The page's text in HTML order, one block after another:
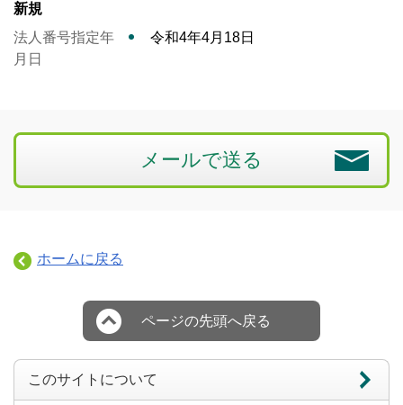
新規
法人番号指定年
月日
令和4年4月18日
メールで送る
ホームに戻る
ページの先頭へ戻る
このサイトについて